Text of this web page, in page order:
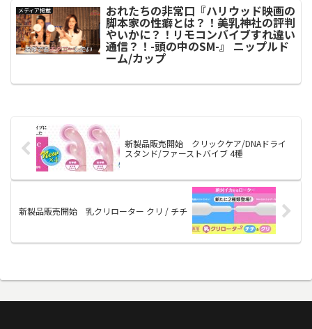
メディア掲載 おれたちの非常口『ハリウッド映画の
脚本家の性癖とは？！美乳神社の評判
やいかに？！リモコンバイブすれ違い
通信？！-頭の中のSM-』 ニップルド
ーム/カップ
新製品販売開始 クリックケア/DNAドライ
スタンド/ファーストバイブ 4種
新製品販売開始 乳クリローター クリ / チチ